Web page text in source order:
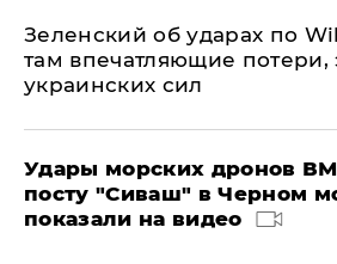
Зеленский об ударах по
там впечатляющие потери,
украинских сил
Удары морских дронов
посту "Сиваш" в Черном
показали на видео